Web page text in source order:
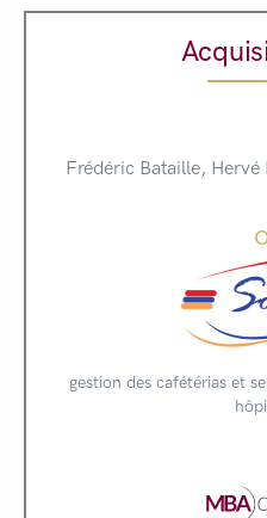
Frédéric Bataille,
gestion des cafétérias et